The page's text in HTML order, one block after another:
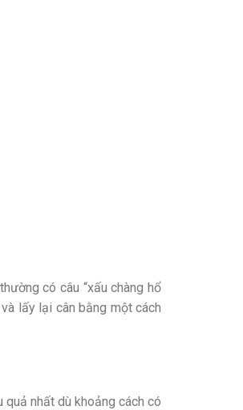
có câu “xấu chàng hổ
lấy lại cân bằng một cách
nhất dù khoảng cách có